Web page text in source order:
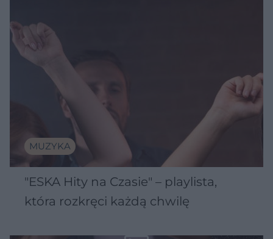
MUZYKA
"ESKA Hity na Czasie" – playlista,
która rozkręci każdą chwilę